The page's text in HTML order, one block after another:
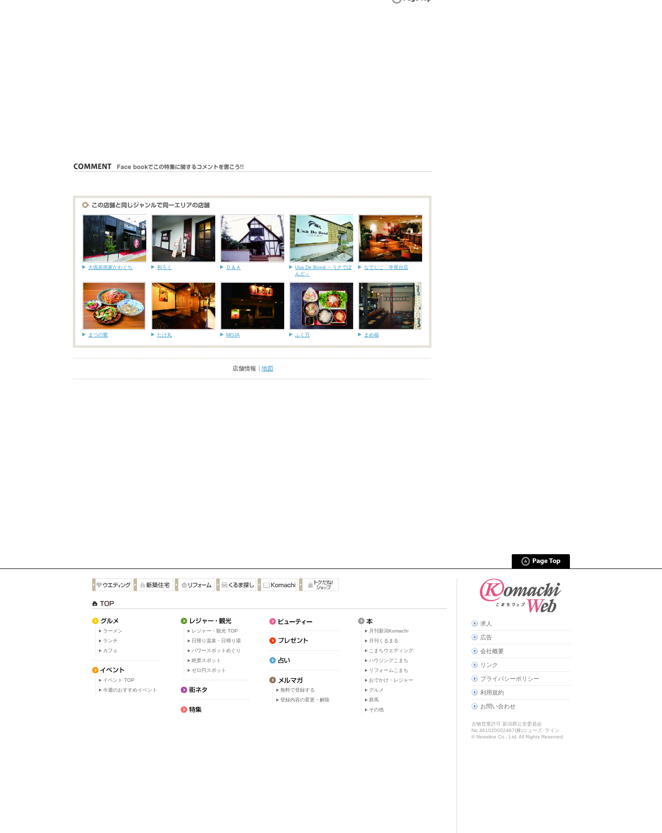
大堀炭焼家かわぐち 和ろく Ｄ＆Ａ
Usa De Bond ～うさでぼ
んど～
なでしこ 寺尾台店
まつの鶯 たけ丸 MOJA ふく万 まめ福
店舗情報 地図
ラーメン
ランチ
カフェ
イベント TOP
今週のおすすめイベント
レジャー・観光 TOP
日帰り温泉・日帰り湯
パワースポットめぐり
絶景スポット
ゼロ円スポット
無料で登録する
登録内容の変更・解除
月刊新潟Komachi
月刊くるまる
こまちウエディング
ハウジングこまち
リフォームこまち
おでかけ・レジャー
グルメ
群馬
その他
求人
広告
会社概要
リンク
プライバシーポリシー
利用規約
お問い合わせ
古物営業許可 新潟県公安委員会
No.461020002467(株)ニューズ･ライン
© Newsline Co., Ltd. All Rights Reserved.